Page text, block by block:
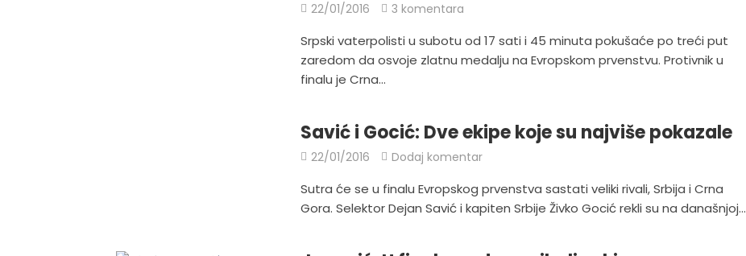
22/01/2016 3 komentara
Srpski vaterpolisti u subotu od 17 sati i 45 minuta pokušaće po treći put
zaredom da osvoje zlatnu medalju na Evropskom prvenstvu. Protivnik u
finalu je Crna...
Savić i Gocić: Dve ekipe koje su najviše pokazale
22/01/2016 Dodaj komentar
Sutra će se u finalu Evropskog prvenstva sastati veliki rivali, Srbija i Crna
Gora. Selektor Dejan Savić i kapiten Srbije Živko Gocić rekli su na današnjoj...